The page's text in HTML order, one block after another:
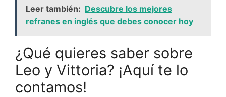
Leer también: Descubre los mejores
refranes en inglés que debes conocer hoy
¿Qué quieres saber sobre
Leo y Vittoria? ¡Aquí te lo
contamos!